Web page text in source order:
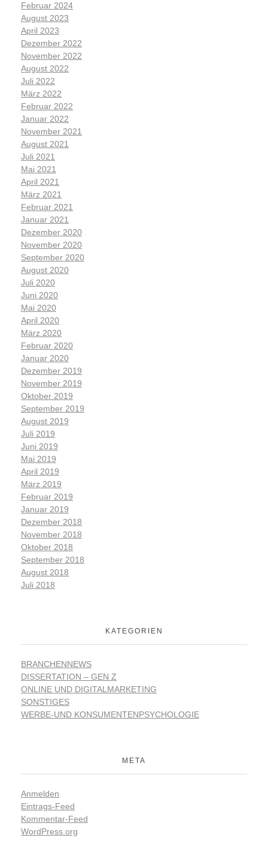
Februar 2024
August 2023
April 2023
Dezember 2022
November 2022
August 2022
Juli 2022
März 2022
Februar 2022
Januar 2022
November 2021
August 2021
Juli 2021
Mai 2021
April 2021
März 2021
Februar 2021
Januar 2021
Dezember 2020
November 2020
September 2020
August 2020
Juli 2020
Juni 2020
Mai 2020
April 2020
März 2020
Februar 2020
Januar 2020
Dezember 2019
November 2019
Oktober 2019
September 2019
August 2019
Juli 2019
Juni 2019
Mai 2019
April 2019
März 2019
Februar 2019
Januar 2019
Dezember 2018
November 2018
Oktober 2018
September 2018
August 2018
Juli 2018
KATEGORIEN
BRANCHENNEWS
DISSERTATION – GEN Z
ONLINE UND DIGITALMARKETING
SONSTIGES
WERBE-UND KONSUMENTENPSYCHOLOGIE
META
Anmelden
Eintrags-Feed
Kommentar-Feed
WordPress.org